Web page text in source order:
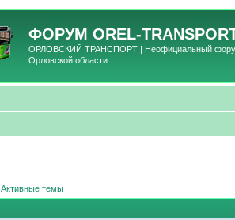
ФОРУМ OREL-
ОРЛОВСКИЙ ТРАНСПОРТ | Неофициальный форум
Орловской области
Активные темы